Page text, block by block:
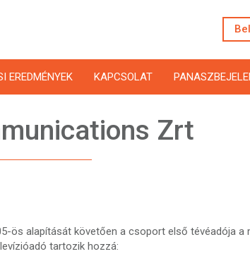
EREDMÉNYEK KAPCSOLAT
Zrt
ös alapítását követően a csoport első tévéadója a
tartozik hozzá: